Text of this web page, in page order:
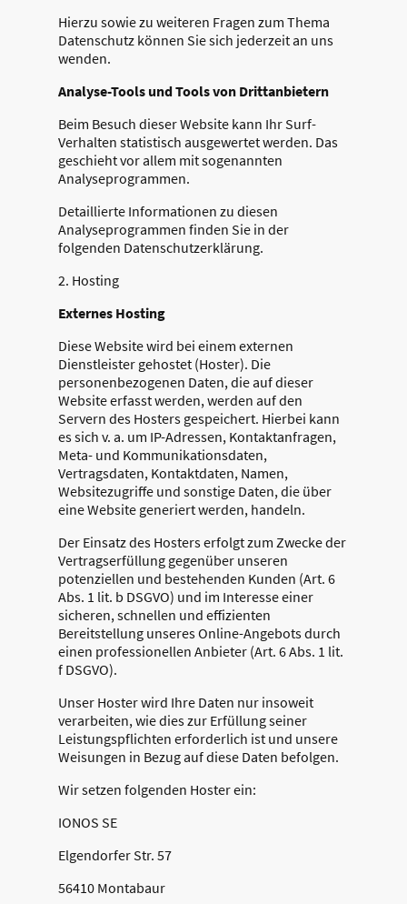
Hierzu sowie zu weiteren Fragen zum Thema
Datenschutz können Sie sich jederzeit an uns
wenden.
Analyse-Tools und Tools von Dritt­anbietern
Beim Besuch dieser Website kann Ihr Surf-
Verhalten statistisch ausgewertet werden. Das
geschieht vor allem mit sogenannten
Analyseprogrammen.
Detaillierte Informationen zu diesen
Analyseprogrammen finden Sie in der
folgenden Datenschutzerklärung.
2. Hosting
Externes Hosting
Diese Website wird bei einem externen
Dienstleister gehostet (Hoster). Die
personenbezogenen Daten, die auf dieser
Website erfasst werden, werden auf den
Servern des Hosters gespeichert. Hierbei kann
es sich v. a. um IP-Adressen, Kontaktanfragen,
Meta- und Kommunikationsdaten,
Vertragsdaten, Kontaktdaten, Namen,
Websitezugriffe und sonstige Daten, die über
eine Website generiert werden, handeln.
Der Einsatz des Hosters erfolgt zum Zwecke der
Vertragserfüllung gegenüber unseren
potenziellen und bestehenden Kunden (Art. 6
Abs. 1 lit. b DSGVO) und im Interesse einer
sicheren, schnellen und effizienten
Bereitstellung unseres Online-Angebots durch
einen professionellen Anbieter (Art. 6 Abs. 1 lit.
f DSGVO).
Unser Hoster wird Ihre Daten nur insoweit
verarbeiten, wie dies zur Erfüllung seiner
Leistungspflichten erforderlich ist und unsere
Weisungen in Bezug auf diese Daten befolgen.
Wir setzen folgenden Hoster ein:
IONOS SE
Elgendorfer Str. 57
56410 Montabaur